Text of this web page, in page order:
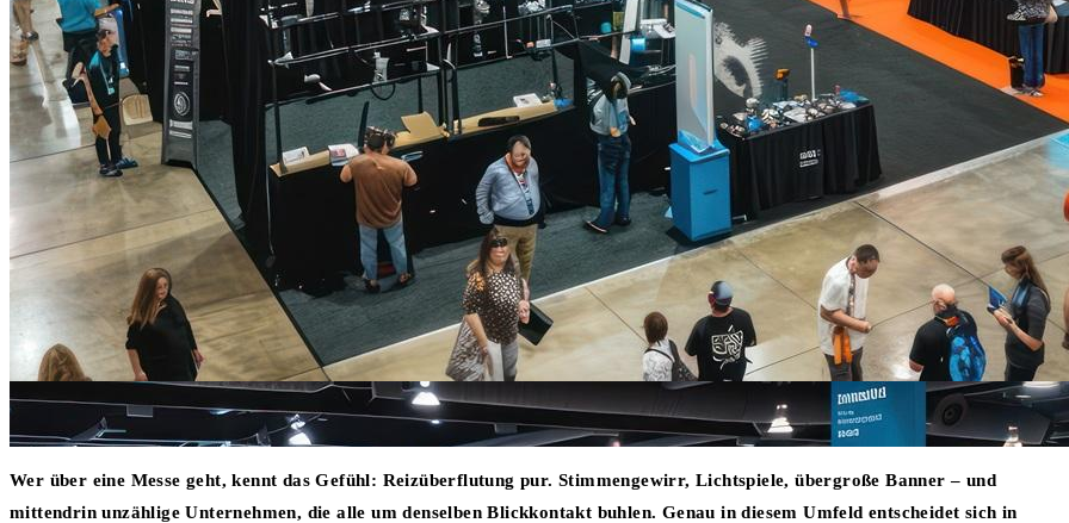
Wer über eine Messe geht, kennt das Gefühl: Reizüberflutung pur. Stimmengewirr, Lichtspiele, übergroße Banner – und
mittendrin unzählige Unternehmen, die alle um denselben Blickkontakt buhlen. Genau in diesem Umfeld entscheidet sich in